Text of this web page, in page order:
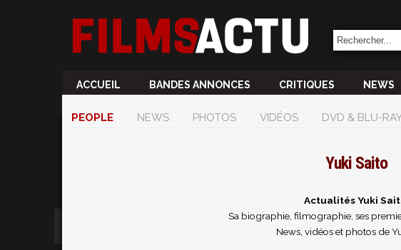
ACCUEIL BANDES ANNONCES CRITIQUES NEWS
PEOPLE NEWS PHOTOS VIDÉOS DVD & BLU-
Yuki Saito
Actualités Yuki
Sa biographie, filmographie, ses
News, vidéos et photos de